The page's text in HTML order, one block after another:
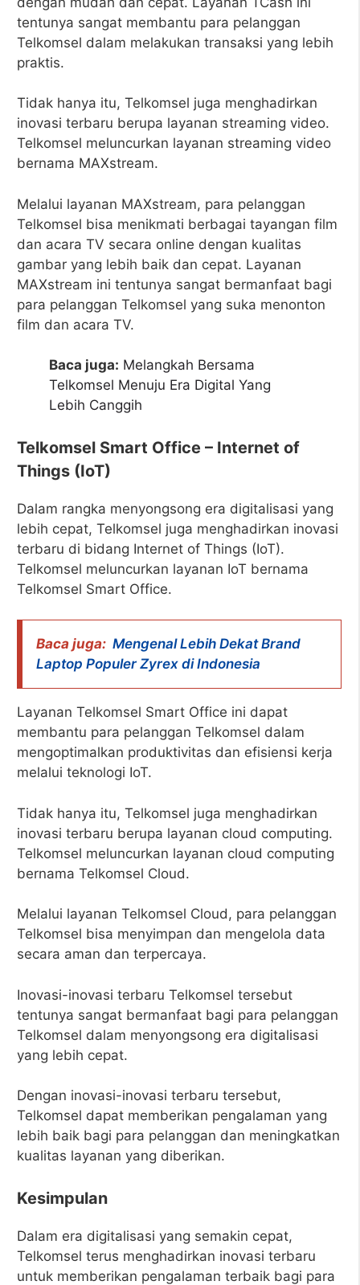
tentunya sangat membantu para pelanggan
Telkomsel dalam melakukan transaksi yang lebih
praktis.
Tidak hanya itu, Telkomsel juga menghadirkan
inovasi terbaru berupa layanan streaming video.
Telkomsel meluncurkan layanan streaming video
bernama MAXstream.
Melalui layanan MAXstream, para pelanggan
Telkomsel bisa menikmati berbagai tayangan film
dan acara TV secara online dengan kualitas
gambar yang lebih baik dan cepat. Layanan
MAXstream ini tentunya sangat bermanfaat bagi
para pelanggan Telkomsel yang suka menonton
film dan acara TV.
Baca juga: Melangkah Bersama
Telkomsel Menuju Era Digital Yang
Lebih Canggih
Telkomsel Smart Office – Internet of
Things (IoT)
Dalam rangka menyongsong era digitalisasi yang
lebih cepat, Telkomsel juga menghadirkan inovasi
terbaru di bidang Internet of Things (IoT).
Telkomsel meluncurkan layanan IoT bernama
Telkomsel Smart Office.
Baca juga: Mengenal Lebih Dekat Brand
Laptop Populer Zyrex di Indonesia
Layanan Telkomsel Smart Office ini dapat
membantu para pelanggan Telkomsel dalam
mengoptimalkan produktivitas dan efisiensi kerja
melalui teknologi IoT.
Tidak hanya itu, Telkomsel juga menghadirkan
inovasi terbaru berupa layanan cloud computing.
Telkomsel meluncurkan layanan cloud computing
bernama Telkomsel Cloud.
Melalui layanan Telkomsel Cloud, para pelanggan
Telkomsel bisa menyimpan dan mengelola data
secara aman dan terpercaya.
Inovasi-inovasi terbaru Telkomsel tersebut
tentunya sangat bermanfaat bagi para pelanggan
Telkomsel dalam menyongsong era digitalisasi
yang lebih cepat.
Dengan inovasi-inovasi terbaru tersebut,
Telkomsel dapat memberikan pengalaman yang
lebih baik bagi para pelanggan dan meningkatkan
kualitas layanan yang diberikan.
Kesimpulan
Dalam era digitalisasi yang semakin cepat,
Telkomsel terus menghadirkan inovasi terbaru
untuk memberikan pengalaman terbaik bagi para